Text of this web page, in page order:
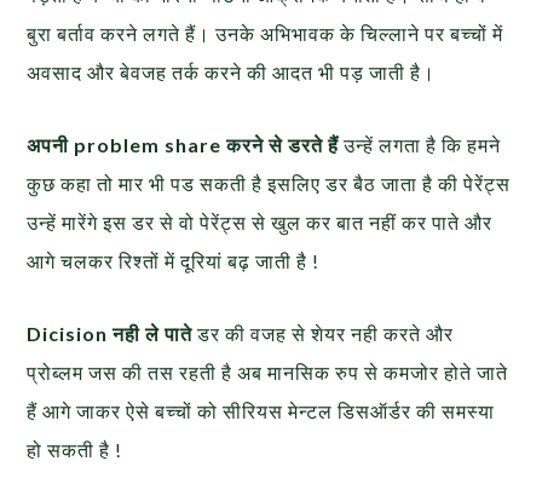
बुरा बर्ताव करने लगते हैं। उनके अभिभावक के चिल्‍लाने पर बच्चों में
अवसाद और बेवजह तर्क करने की आदत भी पड़ जाती है।
अपनी problem share करने से डरते हैंउन्हें लगता है कि हमने
कुछ कहा तो मार भी पड सकती है इसलिए डर बैठ जाता है की पेरेंट्स
उन्हें मारेंगे इस डर से वो पेरेंट्स से खुल कर बात नहीं कर पाते और
आगे चलकर रिश्तों में दूरियां बढ़ जाती है !
Dicision नही ले पातेडर की वजह से शेयर नही करते और
प्रोब्लम जस की तस रहती है अब मानसिक रुप से कमजोर होते जाते
हैं आगे जाकर ऐसे बच्चों को सीरियस मेन्टल डिसऑर्डर की समस्या
हो सकती है !